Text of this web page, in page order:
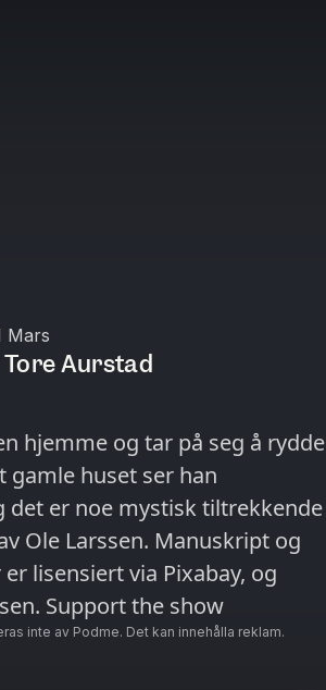
Mars
Tore Aurstad
hjemme og tar på seg å rydde
gamle huset ser han
det er noe mystisk tiltrekkende
lisensiert via Pixabay, og
tilrettelagt for podkasten av Jonas A. Larsen. Support the show
inte av Podme. Det kan innehålla reklam.